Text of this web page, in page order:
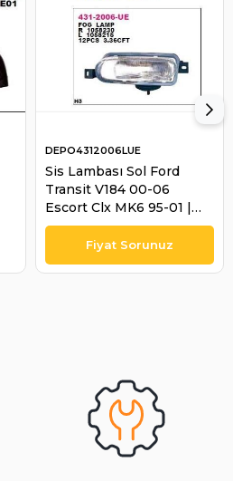
Sis Lambası Sol Ford
Transit V184 00-06
Escort Clx MK6 95-01 |
DEPO 4312006LUE
DEPO4312006LUE